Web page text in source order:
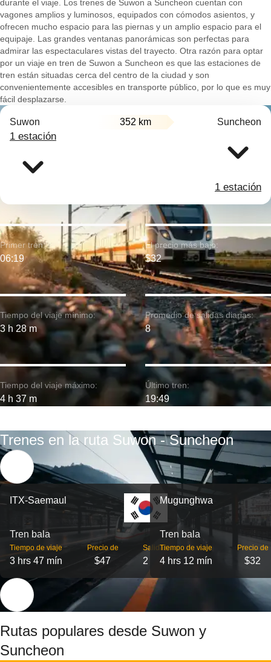
durante el viaje. Los trenes de Suwon a Suncheon cuentan con
vagones amplios y luminosos, equipados con cómodos asientos, y
ofrecen mucho espacio para las piernas y un amplio espacio para el
equipaje. Las grandes ventanas panorámicas son perfectas para
admirar las espectaculares vistas del trayecto. Otra razón para optar
por un viaje en tren de Suwon a Suncheon es que las estaciones de
tren están situadas cerca del centro de la ciudad y son
convenientemente accesibles en transporte público, por lo que es muy
fácil desplazarse.
Suwon 352 km Suncheon
1 estación
1 estación
Tiempo del viaje mínimo:
3 h 28 m
Primer tren:
06:19
Tiempo del viaje máximo:
4 h 37 m
El precio más bajo:
$32
Promedio de salidas diarias:
8
Último tren:
19:49
Trenes en la ruta Suwon - Suncheon
ITX-Saemaul
Tren bala
Tiempo de viaje
3 hrs 47 mín
Precio de
$47
Salidas
2
Mugunghwa
Tren bala
Tiempo de viaje
4 hrs 12 mín
Precio de
$32
Rutas populares desde Suwon y
Suncheon